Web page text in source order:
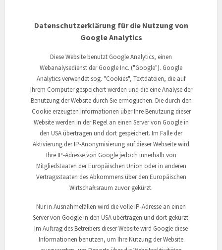
Datenschutzerklärung für die Nutzung von
Google Analytics
Diese Website benutzt Google Analytics, einen
Webanalysedienst der Google Inc. ("Google"). Google
Analytics verwendet sog. "Cookies", Textdateien, die auf
Ihrem Computer gespeichert werden und die eine Analyse der
Benutzung der Website durch Sie ermöglichen. Die durch den
Cookie erzeugten Informationen über Ihre Benutzung dieser
Website werden in der Regel an einen Server von Google in
den USA übertragen und dort gespeichert. Im Falle der
Aktivierung der IP-Anonymisierung auf dieser Webseite wird
Ihre IP-Adresse von Google jedoch innerhalb von
Mitgliedstaaten der Europäischen Union oder in anderen
Vertragsstaaten des Abkommens über den Europäischen
Wirtschaftsraum zuvor gekürzt.
Nur in Ausnahmefällen wird die volle IP-Adresse an einen
Server von Google in den USA übertragen und dort gekürzt.
Im Auftrag des Betreibers dieser Website wird Google diese
Informationen benutzen, um Ihre Nutzung der Website